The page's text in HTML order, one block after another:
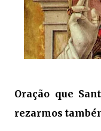
Oração que
rezarmos